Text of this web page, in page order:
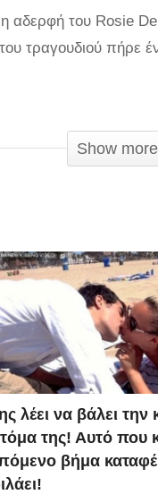
αδερφή του Rosie
τραγουδιού πήρε
Show more
λέει να βάλει την
της! Αυτό που
βήμα